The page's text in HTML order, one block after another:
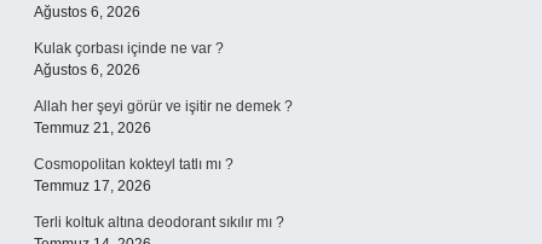
Ağustos 6, 2026
Kulak çorbası içinde ne var ?
Ağustos 6, 2026
Allah her şeyi görür ve işitir ne demek ?
Temmuz 21, 2026
Cosmopolitan kokteyl tatlı mı ?
Temmuz 17, 2026
Terli koltuk altına deodorant sıkılır mı ?